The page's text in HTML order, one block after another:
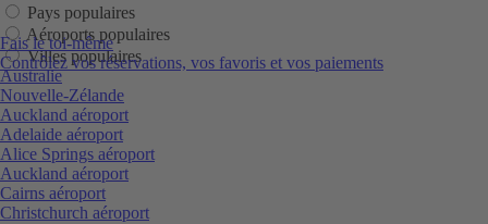
Fais le toi-même
Contrôlez vos réservations, vos favoris et vos paiements
Pays populaires
Aéroports populaires
Villes populaires
Australie
Nouvelle-Zélande
Auckland aéroport
Adelaide aéroport
Alice Springs aéroport
Auckland aéroport
Cairns aéroport
Christchurch aéroport